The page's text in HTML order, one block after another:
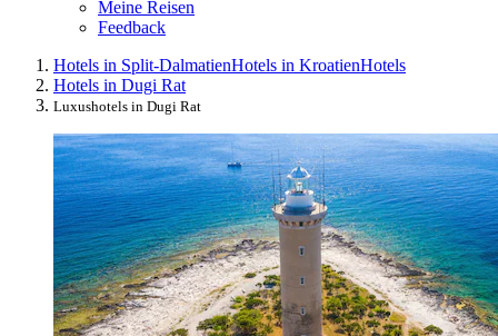
Meine Reisen
Feedback
Hotels in Split-DalmatienHotels in KroatienHotels
Hotels in Dugi Rat
Luxushotels in Dugi Rat